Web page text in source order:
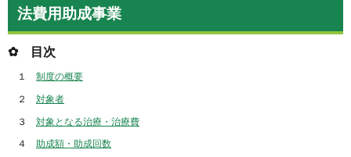
法費用助成事業
✿ 目次
１ 制度の概要
２ 対象者
３ 対象となる治療・治療費
４ 助成額・助成回数